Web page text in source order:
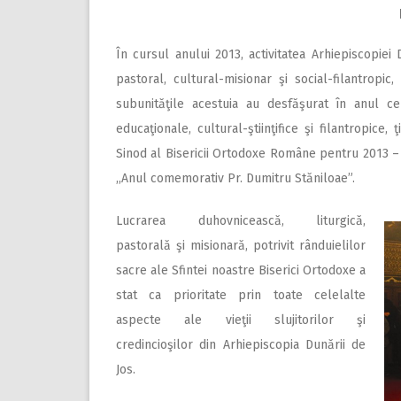
În cursul anului 2013, activitatea
pastoral, cultural-misionar şi social-
subunităţile acestuia au desfăşurat în anul
educaţionale, cultural-ştiinţifice şi filantropice,
Sinod al Bisericii Ortodoxe Române pentru 2013
,,Anul comemorativ Pr. Dumitru Stăniloae”.
Lucrarea duhovnicească, liturgică,
pastorală şi misionară, potrivit rânduielilor
sacre ale Sfintei noastre Biserici Ortodoxe a
stat ca prioritate prin toate celelalte
aspecte ale vieţii slujitorilor şi
credincioşilor din Arhiepiscopia Dunării de
Jos.